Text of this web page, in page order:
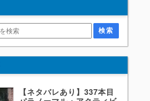
【ネタバレあり】337本目